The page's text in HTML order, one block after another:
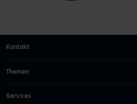
Kontakt
+49 (0)2116214-201
+49 (0)2116214-154
Themen
Services